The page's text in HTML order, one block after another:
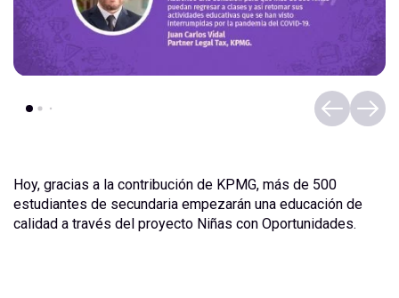
Hoy, gracias a la contribución de KPMG, más de 500
estudiantes de secundaria empezarán una educación de
calidad a través del proyecto Niñas con Oportunidades.